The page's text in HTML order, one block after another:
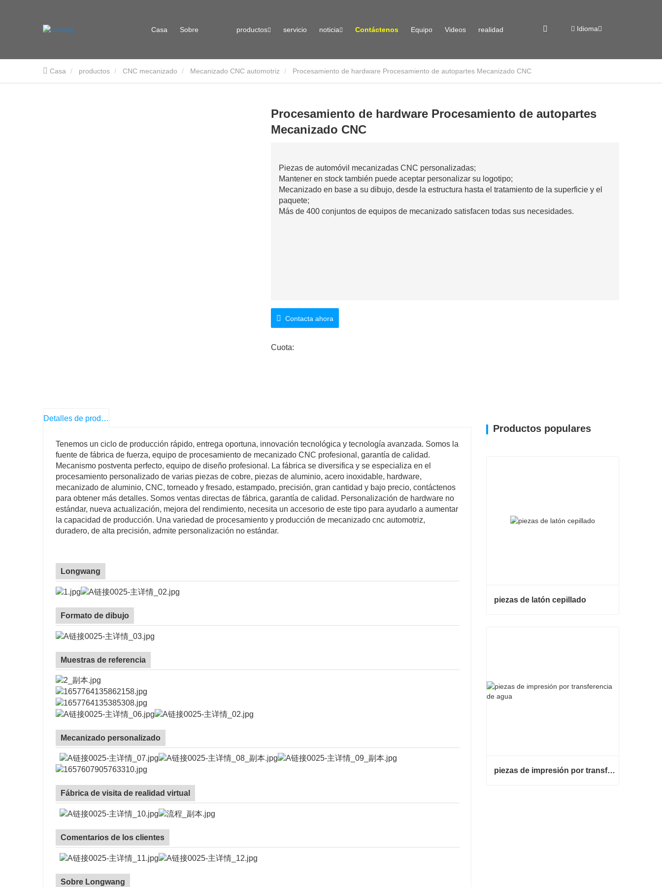
Casa Sobre productos servicio noticia Contáctenos Equipo Videos realidad Idioma
Casa productos CNC mecanizado Mecanizado CNC automotriz Procesamiento de hardware Procesamiento de autopartes Mecanizado CNC
Procesamiento de hardware Procesamiento de autopartes
Mecanizado CNC
Piezas de automóvil mecanizadas CNC personalizadas;
Mantener en stock también puede aceptar personalizar su logotipo;
Mecanizado en base a su dibujo, desde la estructura hasta el tratamiento de la superficie y el
paquete;
Más de 400 conjuntos de equipos de mecanizado satisfacen todas sus necesidades.
Contacta ahora
Cuota:
Detalles de producto
Tenemos un ciclo de producción rápido, entrega oportuna, innovación tecnológica y tecnología avanzada. Somos la
fuente de fábrica de fuerza, equipo de procesamiento de mecanizado CNC profesional, garantía de calidad.
Mecanismo postventa perfecto, equipo de diseño profesional. La fábrica se diversifica y se especializa en el
procesamiento personalizado de varias piezas de cobre, piezas de aluminio, acero inoxidable, hardware,
mecanizado de aluminio, CNC, torneado y fresado, estampado, precisión, gran cantidad y bajo precio, contáctenos
para obtener más detalles. Somos ventas directas de fábrica, garantía de calidad. Personalización de hardware no
estándar, nueva actualización, mejora del rendimiento, necesita un accesorio de este tipo para ayudarlo a aumentar
la capacidad de producción. Una variedad de procesamiento y producción de mecanizado cnc automotriz,
duradero, de alta precisión, admite personalización no estándar.
Longwang
Formato de dibujo
Muestras de referencia
Mecanizado personalizado
Fábrica de visita de realidad virtual
Comentarios de los clientes
Sobre Longwang
Productos populares
piezas de latón cepillado
piezas de impresión por transferencia de agua